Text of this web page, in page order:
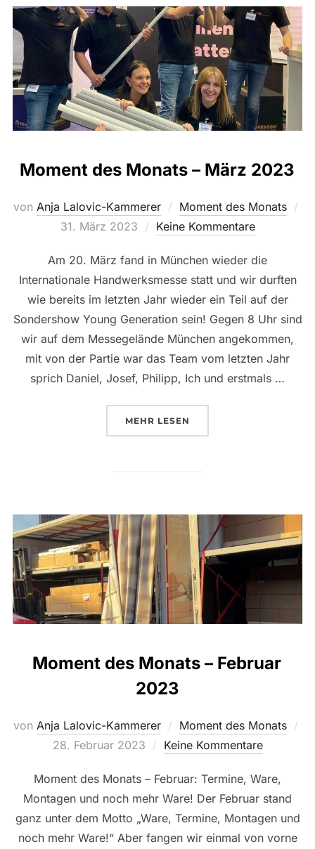
Moment des Monats – März 2023
von Anja Lalovic-Kammerer
Moment des Monats
Veröffentlicht
31. März 2023 Keine Kommentare
Am 20. März fand in München wieder die
Internationale Handwerksmesse statt und wir durften
wie bereits im letzten Jahr wieder ein Teil auf der
Sondershow Young Generation sein! Gegen 8 Uhr sind
wir auf dem Messegelände München angekommen,
mit von der Partie war das Team vom letzten Jahr
sprich Daniel, Josef, Philipp, Ich und erstmals …
MEHR ÜBER „MOMENT DES MONATS
LESEN
Moment des Monats – Februar
2023
von Anja Lalovic-Kammerer
Moment des Monats
Veröffentlicht
28. Februar 2023 Keine Kommentare
Moment des Monats – Februar: Termine, Ware,
Montagen und noch mehr Ware! Der Februar stand
ganz unter dem Motto „Ware, Termine, Montagen und
noch mehr Ware!“ Aber fangen wir einmal von vorne